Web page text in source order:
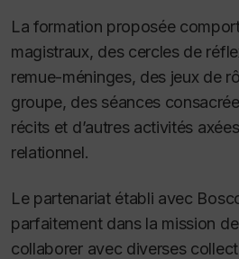
La formation proposée
magistraux, des cercles de
remue-méninges, des jeux de
groupe, des séances
récits et d’autres activités
relationnel.
Le partenariat établi avec
parfaitement dans la mission
collaborer avec diverses